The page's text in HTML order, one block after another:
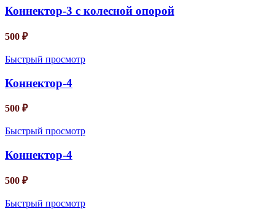
Коннектор-3 с колесной опорой
500 ₽
Быстрый просмотр
Коннектор-4
500 ₽
Быстрый просмотр
Коннектор-4
500 ₽
Быстрый просмотр